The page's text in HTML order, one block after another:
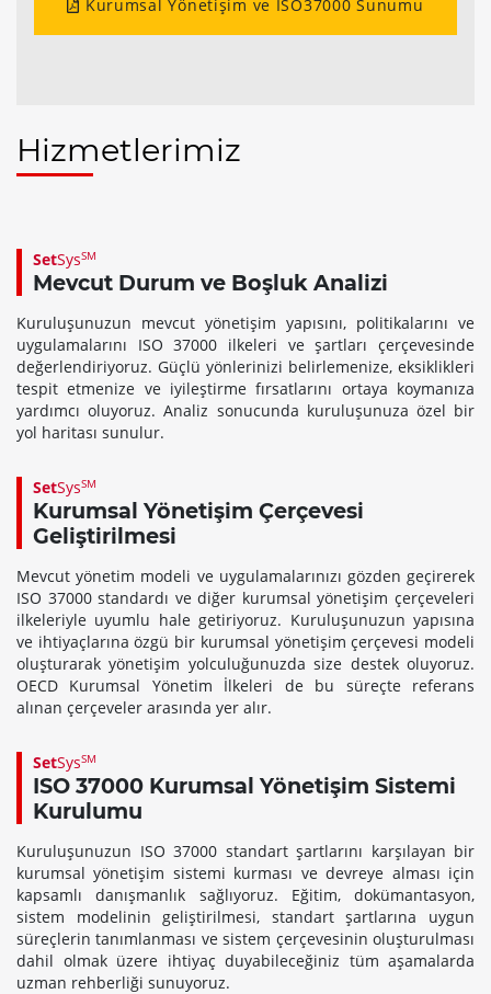
Kurumsal Yönetişim ve ISO37000 Sunumu
Hizmetlerimiz
SetSysSM
Mevcut Durum ve Boşluk Analizi
Kuruluşunuzun mevcut yönetişim yapısını, politikalarını ve
uygulamalarını ISO 37000 ilkeleri ve şartları çerçevesinde
değerlendiriyoruz. Güçlü yönlerinizi belirlemenize, eksiklikleri
tespit etmenize ve iyileştirme fırsatlarını ortaya koymanıza
yardımcı oluyoruz. Analiz sonucunda kuruluşunuza özel bir
yol haritası sunulur.
SetSysSM
Kurumsal Yönetişim Çerçevesi
Geliştirilmesi
Mevcut yönetim modeli ve uygulamalarınızı gözden geçirerek
ISO 37000 standardı ve diğer kurumsal yönetişim çerçeveleri
ilkeleriyle uyumlu hale getiriyoruz. Kuruluşunuzun yapısına
ve ihtiyaçlarına özgü bir kurumsal yönetişim çerçevesi modeli
oluşturarak yönetişim yolculuğunuzda size destek oluyoruz.
OECD Kurumsal Yönetim İlkeleri de bu süreçte referans
alınan çerçeveler arasında yer alır.
SetSysSM
ISO 37000 Kurumsal Yönetişim Sistemi
Kurulumu
Kuruluşunuzun ISO 37000 standart şartlarını karşılayan bir
kurumsal yönetişim sistemi kurması ve devreye alması için
kapsamlı danışmanlık sağlıyoruz. Eğitim, dokümantasyon,
sistem modelinin geliştirilmesi, standart şartlarına uygun
süreçlerin tanımlanması ve sistem çerçevesinin oluşturulması
dahil olmak üzere ihtiyaç duyabileceğiniz tüm aşamalarda
uzman rehberliği sunuyoruz.